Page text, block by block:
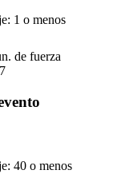
1 o menos
de fuerza
40 o menos